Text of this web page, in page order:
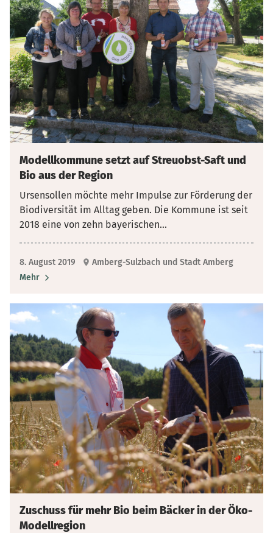
Modellkommune setzt auf Streuobst-Saft und
Bio aus der Region
Ursensollen möchte mehr Impulse zur Förderung der
Biodiversität im Alltag geben. Die Kommune ist seit
2018 eine von zehn bayerischen...
8. August 2019
Amberg-Sulzbach und Stadt Amberg
Mehr
Zuschuss für mehr Bio beim Bäcker in der Öko-
Modellregion